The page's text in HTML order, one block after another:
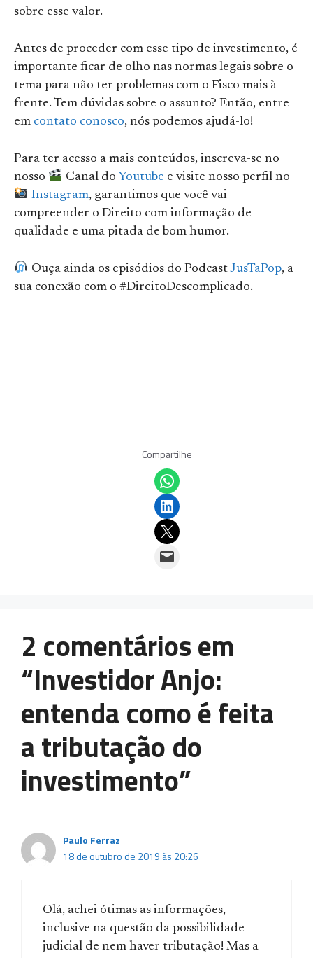
sobre esse valor.
Antes de proceder com esse tipo de investimento, é
importante ficar de olho nas normas legais sobre o
tema para não ter problemas com o Fisco mais à
frente. Tem dúvidas sobre o assunto? Então, entre
em contato conosco, nós podemos ajudá-lo!
Para ter acesso a mais conteúdos, inscreva-se no
nosso
Canal do Youtube e visite nosso perfil no
Instagram, garantimos que você vai
compreender o Direito com informação de
qualidade e uma pitada de bom humor.
Ouça ainda os episódios do PodcastJusTaPop, a
sua conexão com o #DireitoDescomplicado.
Compartilhe
Share on WhatsApp
Share on LinkedIn
Email this Page
Email this Page
2 comentários em
“Investidor Anjo:
entenda como é feita
a tributação do
investimento”
Paulo Ferraz
18 de outubro de 2019 às 20:26
Olá, achei ótimas as informações,
inclusive na questão da possibilidade
judicial de nem haver tributação! Mas a